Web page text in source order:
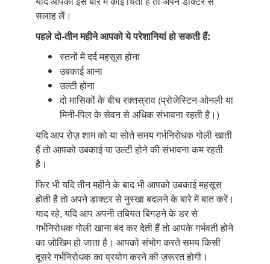
सलाह लें।
पहले दो-तीन महीने आपको ये परेशानियांहो सकती हैं:
स्तनों में दर्द महसूस होना
उबकाई आना
उल्टी होना
दो मासिकों के बीच रक्तस्राव (प्रोजेस्टिन-ओनली या
मिनी-पिल के सेवन से अधिक संभावना रहती है।)
यदि आप रोज़़ शाम को या सोते समय गर्भनिरोधक गोली खाती
हैं तो आपको उबकाई या उल्टी होने की संभावना कम रहती
है।
फिर भी यदि तीन महीने के बाद भी आपको उबकाई महसूस
होती है तो अपने डाक्टर से नुस्खा बदलने के बारे में बात करें।
याद रहे, यदि आप अपनी तबियत बिगड़ने के डर से
गर्भनिरोधक गोली खाना बंद कर देती हैं तो आपके गर्भवती होने
का जोखिम हो जाता है। आपको संभोग करते समय किसी
दूसरे गर्भनिरोधक का प्रयोग करने की ज़रूरत होगी।